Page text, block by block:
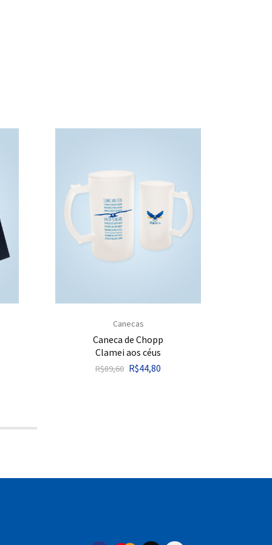
Canecas
Caneca de Chopp
Clamei aos céus
R$89,60 R$44,80